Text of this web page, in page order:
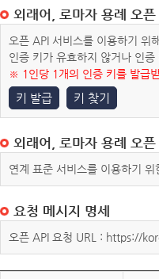
외래어, 로마자 용례 오
오픈 API 서비스를 이용하기 위
인증 키가 유효하지 않거나 인
※ 1인당 1개의 인증 키를 발급
키 발급 키 찾기
외래어, 로마자 용례 오
연계 표준 서비스를 이용하기
요청 메시지 명세
오픈 API 요청 URL : https://